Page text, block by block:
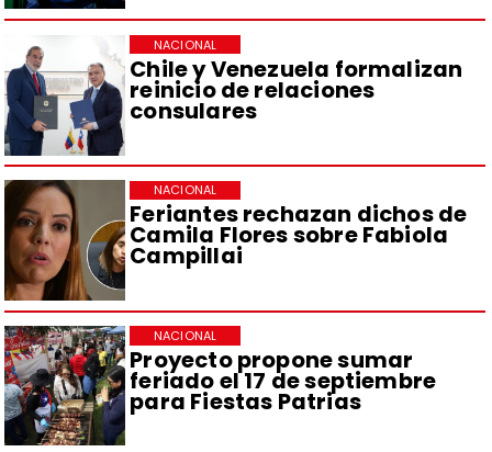
Chile y Venezuela formalizan
reinicio de relaciones
consulares
NACIONAL
Feriantes rechazan dichos de
Camila Flores sobre Fabiola
Campillai
NACIONAL
Proyecto propone sumar
feriado el 17 de septiembre
para Fiestas Patrias
NACIONAL